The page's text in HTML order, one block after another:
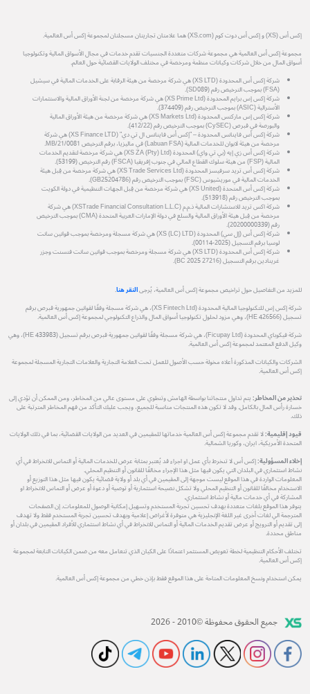
إكس أس (XS) و إكس أس دوت كوم (XS.com) هما علامتان تجاريتان مسجلتان لمجموعة إكس أس العالمية.
مجموعة إكس أس العالمية هي مجموعة شركات متعددة الجنسيات تقدم خدمات في مجال الأسواق المالية وتكنولوجيا
أسواق المال من خلال شركات وكيانات منظمة ومرخصة في مختلف الولايات القضائية حول العالم.
شركة إكس أس المحدودة (XS LTD) هي شركة مرخصة من هيئة الرقابة على الخدمات المالية في سيشيل
(FSA) بموجب الترخيص رقم (SD089).
شركة إكس إس برايم المحدودة (XS Prime Ltd) هي شركة مرخصة من لجنة الأوراق المالية والاستثمارات
الأسترالية (ASIC) بموجب الترخيص رقم (374409).
شركة إكس إس ماركتس المحدودة (XS Markets Ltd) هي شركة مرخصة من هيئة الأوراق المالية
والبورصة في قبرص (CySEC) بموجب الترخيص رقم (412/22).
شركة إكس أس فاينانس المحدودة – "إكس أس فاينانس ال تي دي" (XS Finance LTD) هي شركة
مرخصة من هيئة لابوان للخدمات المالية (Labuan FSA) في ماليزيا، برقم الترخيص MB/21/0081.
شركة إكس أس زي إيه (بي تي واي) المحدودة (XS ZA (Pty) Ltd) هي شركة مرخصة لتقديم الخدمات
المالية (FSP) من هيئة سلوك القطاع المالي في جنوب إفريقيا (FSCA) رقم الترخيص (53199).
شركة إكس أس تريد سرفيسز المحدودة (XS Trade Services Ltd) هي شركة مرخصة من قِبل هيئة
الخدمات المالية في موريشيوس (FSC) بموجب الترخيص رقم (GB25204786).
شركة إكس أس المتحدة (XS United) هي شركة مرخصة من قِبل الجهات التنظيمية في دولة الكويت
بموجب الترخيص رقم (513918).
شركة اكس تريد للاستشارات المالية ذ.م.م (XSTrade Financial Consultation L.L.C) هي شركة
مرخصة من قِبل هيئة الأوراق المالية والسلع في دولة الإمارات العربية المتحدة (CMA) بموجب الترخيص
رقم (20200000339).
شركة إكس أس (إل سي) المحدودة (XS (LC) LTD) هي شركة مسجلة ومرخصة بموجب قوانين سانت
لوسيا برقم التسجيل (2025-00114).
شركة إكس أس المحدودة (XS LTD) هي شركة مسجلة ومرخصة بموجب قوانين سانت فنسنت وجزر
غرينادين برقم التسجيل (27216 BC 2025).
للمزيد من التفاصيل حول تراخيص مجموعة إكس أس العالمية، يُرجىالنقر هنا.
شركة إكس إس للتكنولوجيا المالية المحدودة (XS Fintech Ltd)، هي شركة مسجلة وفقًا لقوانين جمهورية قبرص برقم
تسجيل (HE 426566)، وهي مزود لحلول تكنولوجيا أسواق المال والذراع التكنولوجي لمجموعة إكس أس العالمية.
شركة فيكوباي المحدودة (Ficupay Ltd)، هي شركة مسجلة وفقًا لقوانين جمهورية قبرص برقم تسجيل (HE 433983)، وهي
وكيل الدفع المعتمد لمجموعة إكس أس العالمية.
الشركات والكيانات المذكورة أعلاه مخولة حسب الأصول للعمل تحت العلامة التجارية والعلامات التجارية المسجلة لمجموعة
إكس أس العالمية.
تحذير من المخاطر:يتم تداول منتجاتنا بواسطة الهامش وتنطوي على مستوى عالي من المخاطر، ومن الممكن أن تؤدي إلى
خسارة رأس المال بالكامل. وقد لا تكون هذه المنتجات مناسبة للجميع، ويجب عليك التأكد من فهم المخاطر المترتبة على
ذلك.
قيود إقليمية:لا تقدم مجموعة إكس أس العالمية خدماتها للمقيمين في العديد من الولايات القضائية، بما في ذلك الولايات
المتحدة الأمريكية، ايران، وكوريا الشمالية.
إخلاء المسؤولية:إكس أس لا تنخرط بأي عمل او اجراء قد يُعتبر بمثابة عرض للخدمات المالية أو التماس للانخراط في أي
نشاط استثماري في البلدان التي يكون فيها مثل هذا الإجراء مخالفًا للقانون أو التنظيم المحلي.
المعلومات الواردة في هذا الموقع ليست موجهة إلى المقيمين في أي بلد أو ولاية قضائية يكون فيها مثل هذا التوزيع أو
الاستخدام مخالفًا للقانون أو التنظيم المحلي ولا تشكل نصيحة استثمارية أو توصية أو دعوة أو عرض أو التماس للانخراط او
المشاركة في أي خدمات مالية أو نشاط استثماري.
يتوفر هذا الموقع بلغات متعددة بهدف تحسين تجربة المستخدم وتسهيل إمكانية الوصول للمعلومات. إن الصفحات
المترجمة الي لغات أخرى غير اللغة الإنجليزية هي متوفرة لأغراض إعلامية وبهدف تحسين تجربة المستخدم فقط ولا تهدف
إلى تقديم أو الترويج أو عرض تقديم الخدمات المالية أو التماس للانخراط في أي نشاط استثماري للأفراد المقيمين في بلدان أو
مناطق محددة.
تختلف الأحكام التنظيمية لخطة تعويض المستثمر اعتمادًا على الكيان الذي تتعامل معه من ضمن الكيانات التابعة لمجموعة
إكس أس العالمية.
يمكن استخدام ونسخ المعلومات المتاحة على هذا الموقع فقط بإذن خطي من مجموعة إكس أس العالمية.
جميع الحقوق محفوظة ©2010 - 2026